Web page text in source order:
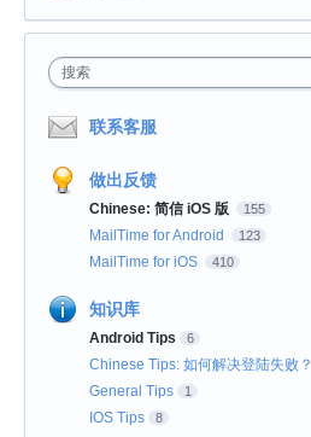
搜索
联系客服
做出反馈
Chinese: 简信 iOS 版 155
MailTime for Android 123
MailTime for iOS 410
知识库
Android Tips 6
Chinese Tips: 如何解决登陆失败？
General Tips 1
IOS Tips 8